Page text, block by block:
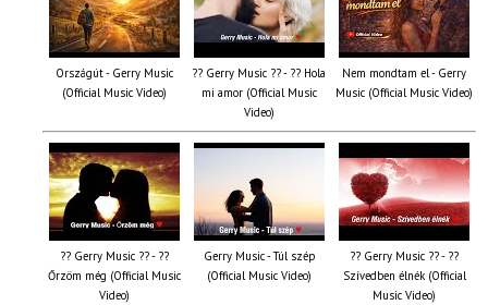
Országút - Gerry Music
(Official Music Video)
?? Gerry Music ?? - ?? Hola
mi amor (Official Music
Video)
Nem mondtam el - Gerry
Music (Official Music Video)
?? Gerry Music ?? - ??
Őrzöm még (Official Music
Video)
Gerry Music - Túl szép
(Official Music Video)
?? Gerry Music ?? - ??
Szívedben élnék (Official
Music Video)